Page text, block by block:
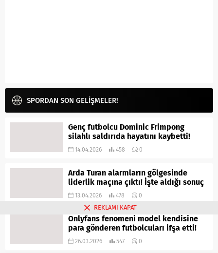
SPORDAN SON GELİŞMELER!
Genç futbolcu Dominic Frimpong
silahlı saldırıda hayatını kaybetti!
14.04.2026 458 0
Arda Turan alarmların gölgesinde
liderlik maçına çıktı! İşte aldığı sonuç
13.04.2026 478 0
Onlyfans fenomeni model kendisine
para gönderen futbolcuları ifşa etti!
26.03.2026 547 0
REKLAMI KAPAT